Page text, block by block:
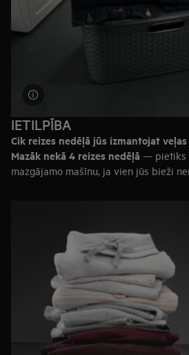
„2 vienā” iegādi. Ja vēlaties žāvētāju
nepieciešama veļas mazgājamā
IETILPĪBA
Cik reizes nedēļā jūs izmantojat
Mazāk nekā 4 reizes nedēļā — pietiks
mazgājamo mašīnu, ja vien jūs bieži
6+ reizes nedēļā— samaziniet
izvēloties ietilpīgāku mašīnu (8+ kg)